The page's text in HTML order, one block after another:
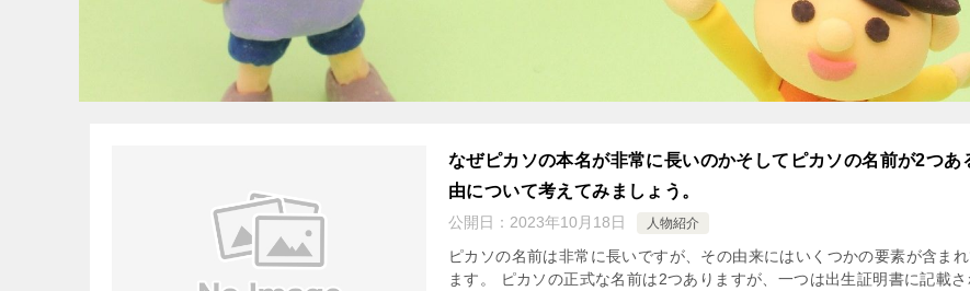
なぜピカソの本名が非常に長いのかそしてピカソの名前が2つあ
由について考えてみましょう。
公開日： 2023年10月18日 人物紹介
ピカソの名前は非常に長いですが、その由来にはいくつかの要素が含ま
ます。 ピカソの正式な名前は2つありますが、一つは出生証明書に記載さ